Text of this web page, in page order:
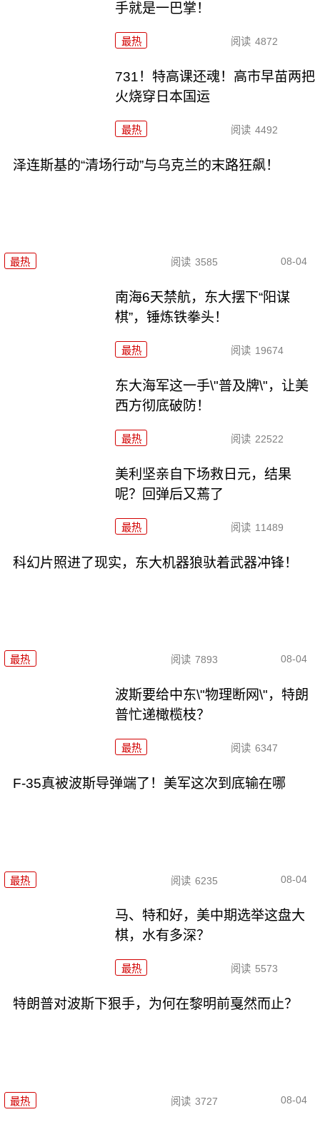
手就是一巴掌！
最热 阅读 4872
731！特高课还魂！高市早苗两把
火烧穿日本国运
最热 阅读 4492
泽连斯基的“清场行动”与乌克兰的末路狂飙！
最热 阅读 3585 08-04
南海6天禁航，东大摆下“阳谋
棋”，锤炼铁拳头！
最热 阅读 19674
东大海军这一手\"普及牌\"，让美
西方彻底破防！
最热 阅读 22522
美利坚亲自下场救日元，结果
呢？回弹后又蔫了
最热 阅读 11489
科幻片照进了现实，东大机器狼驮着武器冲锋！
最热 阅读 7893 08-04
波斯要给中东\"物理断网\"，特朗
普忙递橄榄枝？
最热 阅读 6347
F-35真被波斯导弹端了！美军这次到底输在哪
最热 阅读 6235 08-04
马、特和好，美中期选举这盘大
棋，水有多深？
最热 阅读 5573
特朗普对波斯下狠手，为何在黎明前戛然而止？
最热 阅读 3727 08-04